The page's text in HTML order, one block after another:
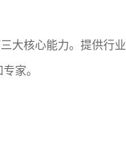
大核心能力。提供行业
家。